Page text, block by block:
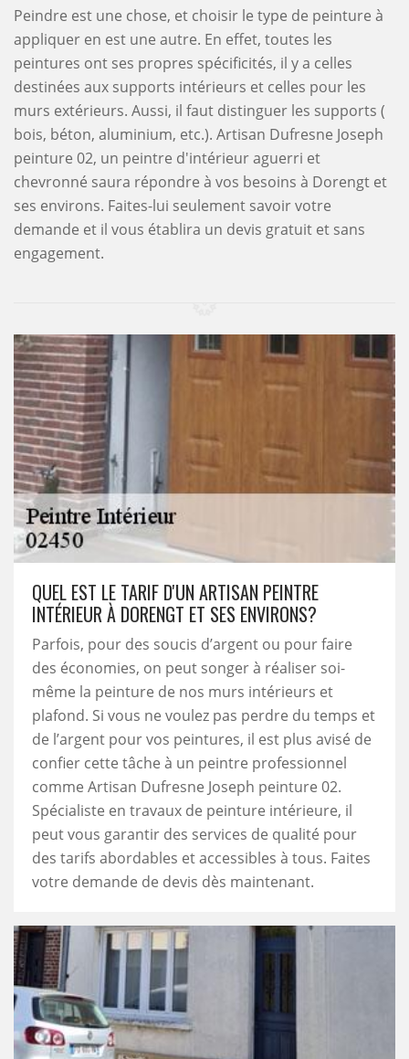
Peindre est une chose, et choisir le type de peinture à
appliquer en est une autre. En effet, toutes les
peintures ont ses propres spécificités, il y a celles
destinées aux supports intérieurs et celles pour les
murs extérieurs. Aussi, il faut distinguer les supports (
bois, béton, aluminium, etc.). Artisan Dufresne Joseph
peinture 02, un peintre d'intérieur aguerri et
chevronné saura répondre à vos besoins à Dorengt et
ses environs. Faites-lui seulement savoir votre
demande et il vous établira un devis gratuit et sans
engagement.
QUEL EST LE TARIF D'UN ARTISAN PEINTRE
INTÉRIEUR À DORENGT ET SES ENVIRONS?
Parfois, pour des soucis d’argent ou pour faire
des économies, on peut songer à réaliser soi-
même la peinture de nos murs intérieurs et
plafond. Si vous ne voulez pas perdre du temps et
de l’argent pour vos peintures, il est plus avisé de
confier cette tâche à un peintre professionnel
comme Artisan Dufresne Joseph peinture 02.
Spécialiste en travaux de peinture intérieure, il
peut vous garantir des services de qualité pour
des tarifs abordables et accessibles à tous. Faites
votre demande de devis dès maintenant.